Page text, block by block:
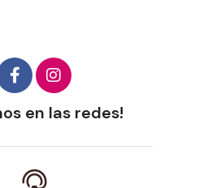
en las redes!